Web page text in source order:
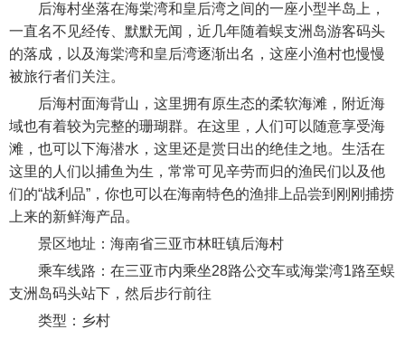
后海村坐落在海棠湾和皇后湾之间的一座小型半岛上，
一直名不见经传、默默无闻，近几年随着蜈支洲岛游客码头
的落成，以及海棠湾和皇后湾逐渐出名，这座小渔村也慢慢
被旅行者们关注。
后海村面海背山，这里拥有原生态的柔软海滩，附近海
域也有着较为完整的珊瑚群。在这里，人们可以随意享受海
滩，也可以下海潜水，这里还是赏日出的绝佳之地。生活在
这里的人们以捕鱼为生，常常可见辛劳而归的渔民们以及他
们的“战利品”，你也可以在海南特色的渔排上品尝到刚刚捕捞
上来的新鲜海产品。
景区地址：海南省三亚市林旺镇后海村
乘车线路：在三亚市内乘坐28路公交车或海棠湾1路至蜈
支洲岛码头站下，然后步行前往
类型：乡村